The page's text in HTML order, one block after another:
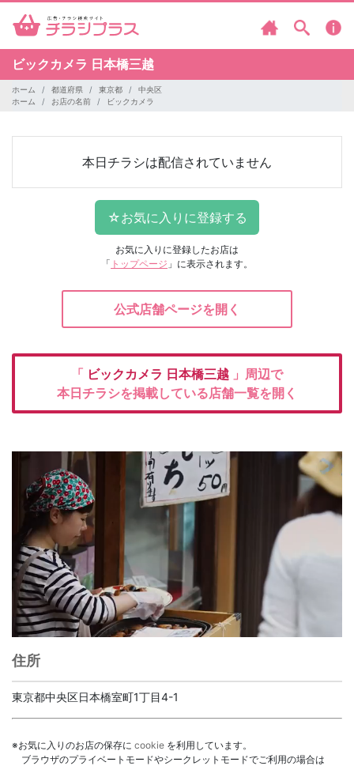
ビックカメラ 日本橋三越
ホーム 都道府県 東京都
中央区
ホーム
お店の名前 ビックカメラ
本日チラシは配信されていません
お気に入りに登録したお店は
「 トップページ 」に表示されます。
公式店舗ページを開く
「 ビックカメラ 日本橋三越 」周辺で
本日チラシを掲載している店舗一覧を開く
住所
東京都中央区日本橋室町1丁目4-1
※お気に入りのお店の保存に cookie を利用しています。
ブラウザのプライベートモードやシークレットモードでご利用の場合は